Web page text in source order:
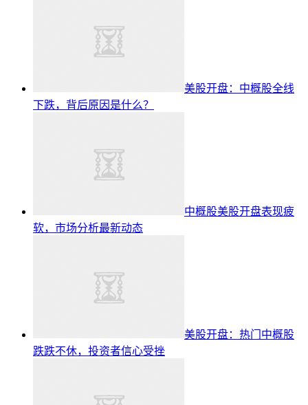
美股开盘：中概股全线
下跌，背后原因是什么？
中概股美股开盘表现疲
软，市场分析最新动态
美股开盘：热门中概股
跌跌不休，投资者信心受挫